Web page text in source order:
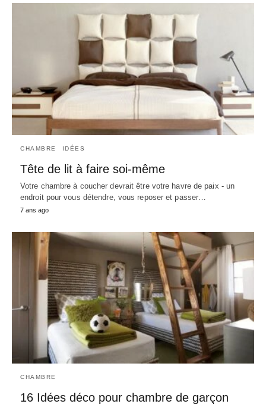
CHAMBRE IDÉES
Tête de lit à faire soi-même
Votre chambre à coucher devrait être votre havre de paix - un
endroit pour vous détendre, vous reposer et passer…
7 ans ago
CHAMBRE
16 Idées déco pour chambre de garçon